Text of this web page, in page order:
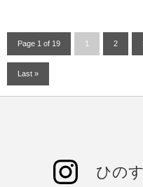
Page 1 of 19 1 2
Last »
ひの